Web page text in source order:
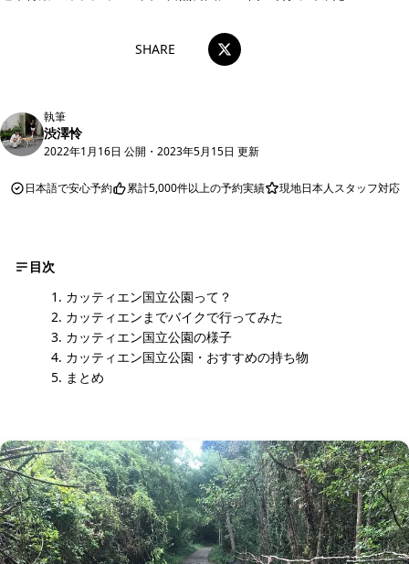
SHARE
執筆
渋澤怜
2022年1月16日 公開 ・ 2023年5月15日 更新
日本語で安心予約 累計5,000件以上の予約実績 現地日本人スタッフ対応
目次
カッティエン国立公園って？
カッティエンまでバイクで行ってみた
カッティエン国立公園の様子
カッティエン国立公園・おすすめの持ち物
まとめ